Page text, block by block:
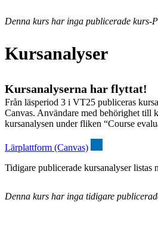
Denna kurs har inga publicerade kurs-
Kursanalyser
Kursanalyserna har flyttat!
Från läsperiod 3 i VT25 publiceras
Canvas. Användare med behörighet till
kursanalysen under fliken “Course
Lärplattform (Canvas)
Tidigare publicerade kursanalyser listas
Denna kurs har inga tidigare